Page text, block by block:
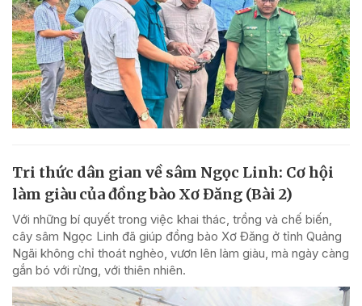
Tri thức dân gian về sâm Ngọc Linh: Cơ hội
làm giàu của đồng bào Xơ Đăng (Bài 2)
Với những bí quyết trong việc khai thác, trồng và chế biến,
cây sâm Ngọc Linh đã giúp đồng bào Xơ Đăng ở tỉnh Quảng
Ngãi không chỉ thoát nghèo, vươn lên làm giàu, mà ngày càng
gắn bó với rừng, với thiên nhiên.